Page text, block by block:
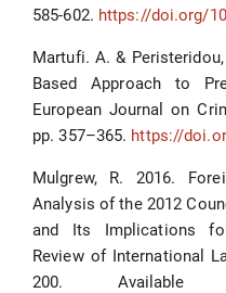
585-602. https://doi.org/
Martufi. A. &
Based Approach to
European Journal on
pp. 357–365. https://
Mulgrew, R. 2016.
Analysis of the 2012
and Its Implications
Review of International
200.